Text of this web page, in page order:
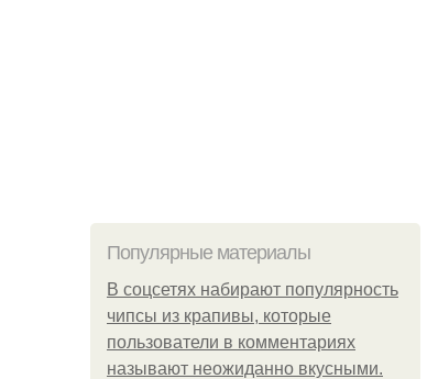
Популярные материалы
В соцсетях набирают популярность
чипсы из крапивы, которые
пользователи в комментариях
называют неожиданно вкусными.